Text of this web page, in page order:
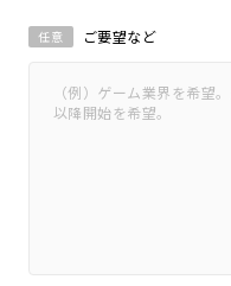
ご要望など
任意